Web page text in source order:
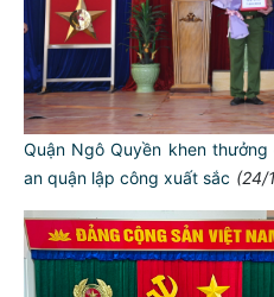
Quận Ngô Quyền khen
an quận lập công xuất sắc (24/